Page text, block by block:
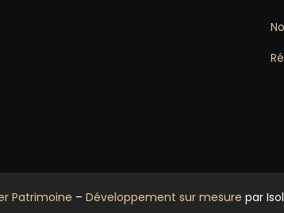
Patrimoine – Développement sur mesure par